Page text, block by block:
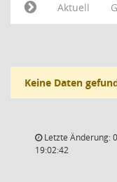
Aktuell
Keine Daten
Letzte Änderung:
19:02:42